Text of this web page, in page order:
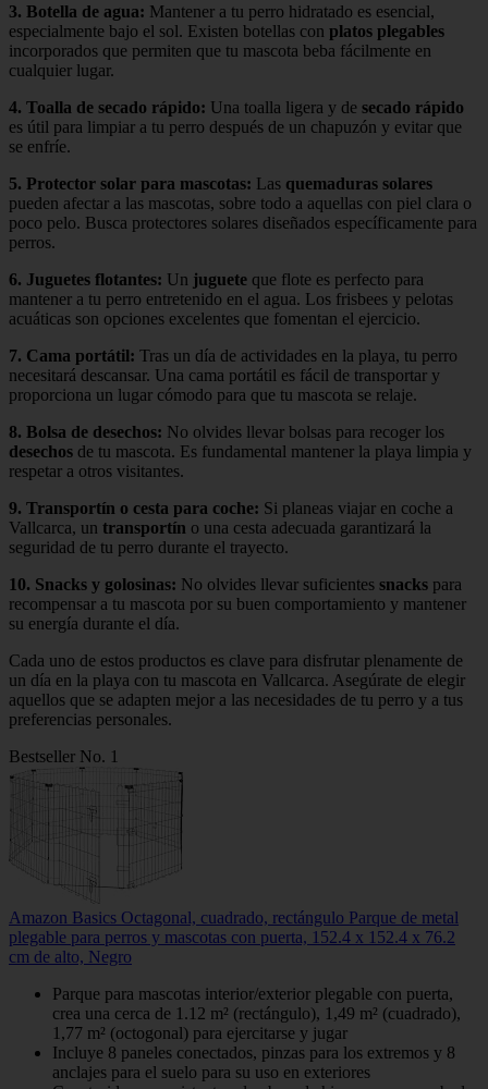
3. Botella de agua: Mantener a tu perro hidratado es esencial,
especialmente bajo el sol. Existen botellas con platos plegables
incorporados que permiten que tu mascota beba fácilmente en
cualquier lugar.
4. Toalla de secado rápido: Una toalla ligera y de secado rápido
es útil para limpiar a tu perro después de un chapuzón y evitar que
se enfríe.
5. Protector solar para mascotas: Las quemaduras solares
pueden afectar a las mascotas, sobre todo a aquellas con piel clara o
poco pelo. Busca protectores solares diseñados específicamente para
perros.
6. Juguetes flotantes: Un juguete que flote es perfecto para
mantener a tu perro entretenido en el agua. Los frisbees y pelotas
acuáticas son opciones excelentes que fomentan el ejercicio.
7. Cama portátil: Tras un día de actividades en la playa, tu perro
necesitará descansar. Una cama portátil es fácil de transportar y
proporciona un lugar cómodo para que tu mascota se relaje.
8. Bolsa de desechos: No olvides llevar bolsas para recoger los
desechos de tu mascota. Es fundamental mantener la playa limpia y
respetar a otros visitantes.
9. Transportín o cesta para coche: Si planeas viajar en coche a
Vallcarca, un transportín o una cesta adecuada garantizará la
seguridad de tu perro durante el trayecto.
10. Snacks y golosinas: No olvides llevar suficientes snacks para
recompensar a tu mascota por su buen comportamiento y mantener
su energía durante el día.
Cada uno de estos productos es clave para disfrutar plenamente de
un día en la playa con tu mascota en Vallcarca. Asegúrate de elegir
aquellos que se adapten mejor a las necesidades de tu perro y a tus
preferencias personales.
Bestseller No. 1
Amazon Basics Octagonal, cuadrado, rectángulo Parque de metal
plegable para perros y mascotas con puerta, 152.4 x 152.4 x 76.2
cm de alto, Negro
Parque para mascotas interior/exterior plegable con puerta,
crea una cerca de 1.12 m² (rectángulo), 1,49 m² (cuadrado),
1,77 m² (octogonal) para ejercitarse y jugar
Incluye 8 paneles conectados, pinzas para los extremos y 8
anclajes para el suelo para su uso en exteriores